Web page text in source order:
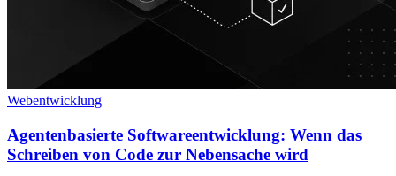
Webentwicklung
Agentenbasierte Softwareentwicklung: Wenn das
Schreiben von Code zur Nebensache wird